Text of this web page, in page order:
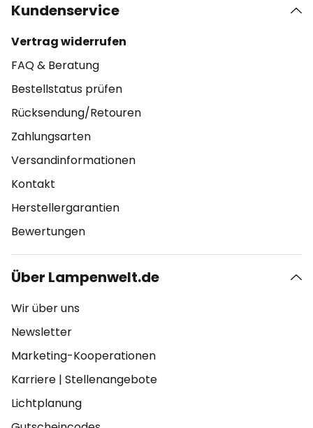
Kundenservice
Vertrag widerrufen
FAQ & Beratung
Bestellstatus prüfen
Rücksendung/Retouren
Zahlungsarten
Versandinformationen
Kontakt
Herstellergarantien
Bewertungen
Über Lampenwelt.de
Wir über uns
Newsletter
Marketing-Kooperationen
Karriere | Stellenangebote
Lichtplanung